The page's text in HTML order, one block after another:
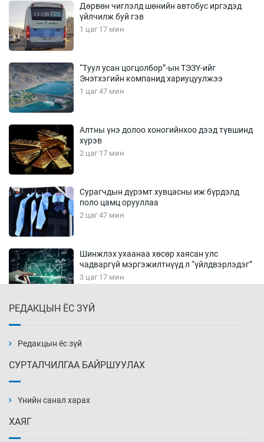
Дөрвөн чиглэлд шөнийн автобус иргэдэд
үйлчилж буй гэв
1 цаг 17 мин
“Туул усан цогцолбор”-ын ТЭЗҮ-ийг
Энэтхэгийн компанид хариуцуулжээ
1 цаг 47 мин
Алтны үнэ долоо хоногийнхоо дээд түвшинд
хүрэв
2 цаг 17 мин
Сурагчдын дүрэмт хувцасны иж бүрдэлд
поло цамц орууллаа
2 цаг 47 мин
Шинжлэх ухаанаа хөсөр хаясан улс
чадваргүй мэргэжилтнүүд л “үйлдвэрлэдэг”
3 цаг 17 мин
3 цаг 47 мин
4 цаг 17 мин
РЕДАКЦЫН ЁС ЗҮЙ
Редакцын ёс зүй
СУРТАЛЧИЛГАА БАЙРШУУЛАХ
Үнийн санал харах
ХАЯГ